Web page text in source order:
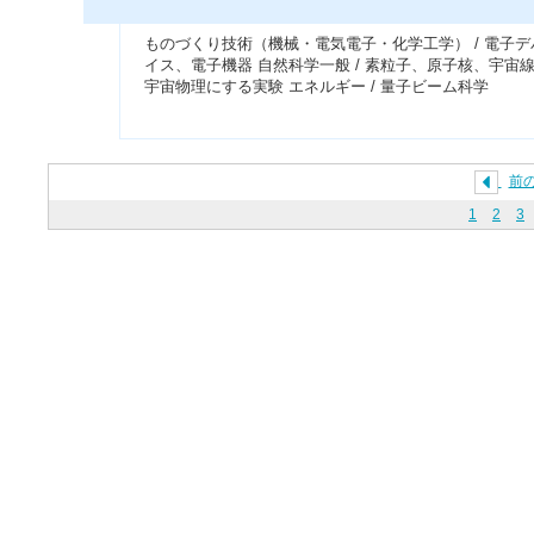
ものづくり技術（機械・電気電子・化学工学） / 電子デ
イス、電子機器 自然科学一般 / 素粒子、原子核、宇宙
宇宙物理にする実験 エネルギー / 量子ビーム科学
前
1
2 3